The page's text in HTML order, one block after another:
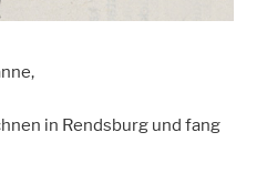
in Rendsburg und fang